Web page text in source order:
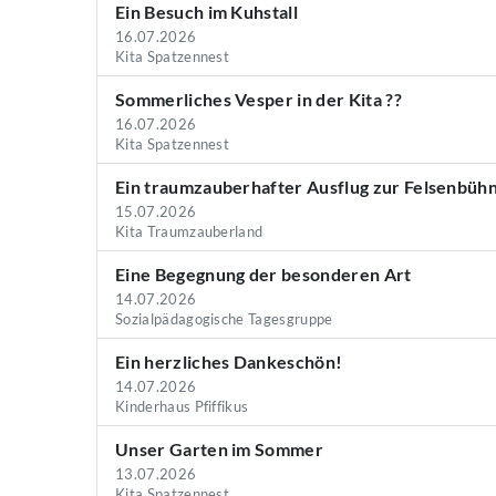
Ein Besuch im Kuhstall
16.07.2026
Kita Spatzennest
Sommerliches Vesper in der Kita ??
16.07.2026
Kita Spatzennest
Ein traumzauberhafter Ausflug zur
15.07.2026
Kita Traumzauberland
Eine Begegnung der besonderen Art
14.07.2026
Sozialpädagogische Tagesgruppe
Ein herzliches Dankeschön!
14.07.2026
Kinderhaus Pfiffikus
Unser Garten im Sommer
13.07.2026